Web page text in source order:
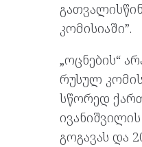
კომისიაში”.
„ოცნების“
რუსულ
სწორედ
გოგავას და